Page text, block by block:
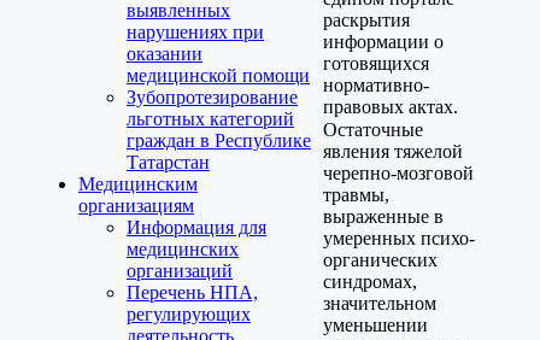
выявленных
нарушениях при
оказании
медицинской помощи
Зубопротезирование
льготных категорий
граждан в Республике
Татарстан
Медицинским
организациям
Информация для
медицинских
организаций
Перечень НПА,
регулирующих
деятельность
раскрытия
информации о
готовящихся
нормативно-
правовых актах.
Остаточные
явления тяжелой
черепно-мозговой
травмы,
выраженные в
умеренных психо-
органических
синдромах,
значительном
уменьшении